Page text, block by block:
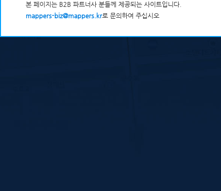
본 페이지는 B2B 파트너사 분들께 제공되는 사이트입니다.
mappers-biz@mappers.kr로 문의하여 주십시오